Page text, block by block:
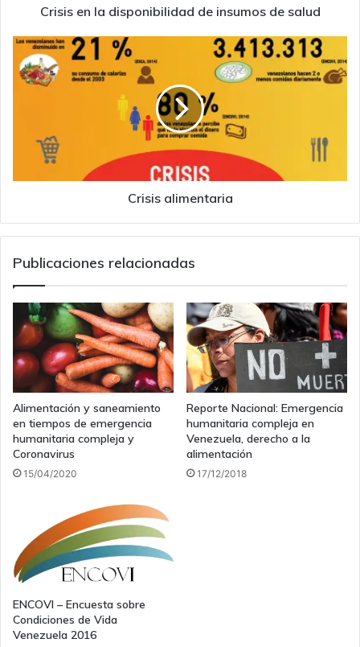
Crisis en la disponibilidad de insumos de salud
Crisis
alimentaria
Crisis alimentaria
Publicaciones relacionadas
Alimentación y saneamiento
en tiempos de emergencia
humanitaria compleja y
Coronavirus
15/04/2020
Reporte Nacional: Emergencia
humanitaria compleja en
Venezuela, derecho a la
alimentación
17/12/2018
ENCOVI – Encuesta sobre
Condiciones de Vida
Venezuela 2016